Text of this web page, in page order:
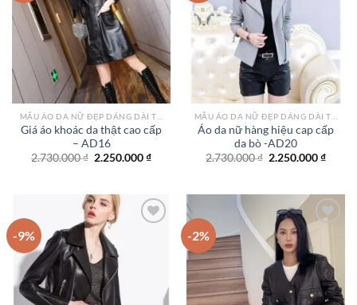
Add to
wishlist
Giá áo khoác da thật cao cấp
– AD16
2.730.000₫ Giá
2.250.000₫Giá
2.250.000 ₫.
wishlist
Áo da nữ hàng hiệu cap cấp
da bò -AD20
2.730.000₫ Giá
2.250.000₫Giá
-9% -2%
Add to
wishlist